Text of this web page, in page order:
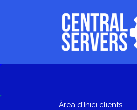
Àrea d'Inici clients